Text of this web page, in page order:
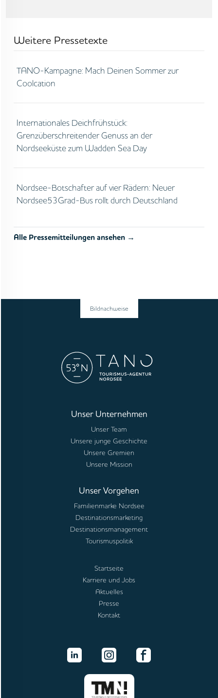
Weitere Pressetexte
TANO-Kampagne: Mach Deinen Sommer zur
Coolcation
Internationales Deichfrühstück:
Grenzüberschreitender Genuss an der
Nordseeküste zum Wadden Sea Day
Nordsee-Botschafter auf vier Rädern: Neuer
Nordsee53Grad-Bus rollt durch Deutschland
Alle Pressemitteilungen ansehen →
Bildnachweise
Unser Unternehmen
Unser Team
Unsere junge Geschichte
Unsere Gremien
Unsere Mission
Unser Vorgehen
Familienmarke Nordsee
Destinationsmarketing
Destinationsmanagement
Tourismuspolitik
Startseite
Karriere und Jobs
Aktuelles
Presse
Kontakt